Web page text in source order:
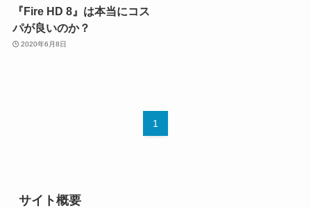
『Fire HD 8』は本当にコス
パが良いのか？
2020年6月8日
1
サイト概要